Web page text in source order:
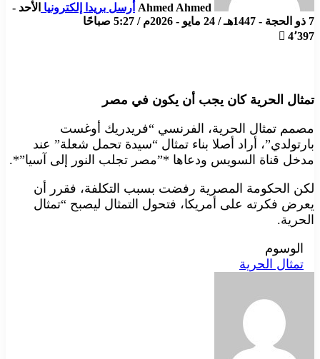
Ahmed Ahmed أرسل بريدا إلكترونيا الأحد -
7 ذو الحجة - 1447هـ / 24 مايو - 2026م / 5:27 صباحًا
4٬397
تمثال الحرية كان يجب أن يكون في مصر
مصمم تمثال الحرية، الفرنسي “فريدريك أوغست
بارتولدي”، أراد أصلا بناء تمثال “سيدة تحمل شعلة” عند
مدخل قناة السويس ودعاها *”مصر تجلب النور إلى آسيا”*.
لكن الحكومة المصرية رفضت بسبب التكلفة، فقرر أن
يعرض فكرته على أمريكا، فتحول التمثال ليصبح “تمثال
الحرية.
الوسوم
تمثال الحرية